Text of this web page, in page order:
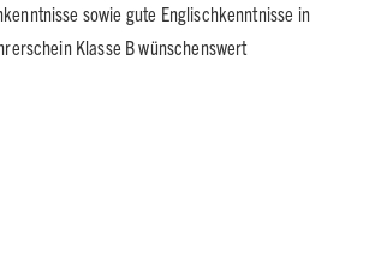
sowie gute Englischkenntnisse in
Klasse B wünschenswert